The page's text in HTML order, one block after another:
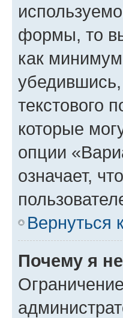
формы, то
как
текстового
которые
опции
означает,
Вернуться
Почему я